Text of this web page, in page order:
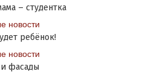
– студентка
новости
ребёнок!
новости
фасады